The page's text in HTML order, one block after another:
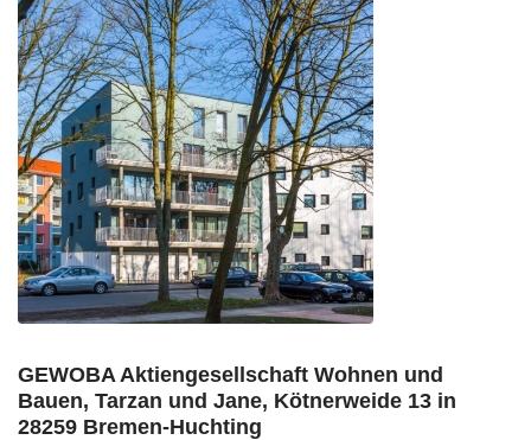
GEWOBA Aktiengesellschaft Wohnen und
Bauen, Tarzan und Jane, Kötnerweide 13 in
28259 Bremen-Huchting